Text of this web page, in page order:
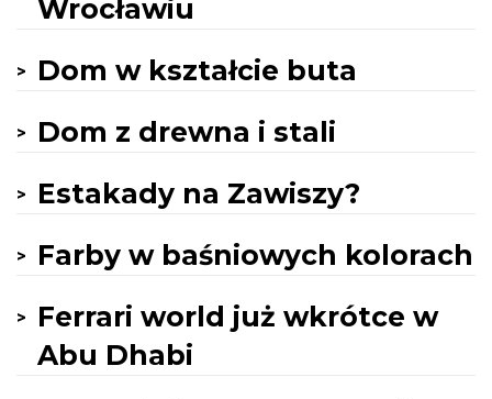
Wrocławiu
Dom w kształcie buta
Dom z drewna i stali
Estakady na Zawiszy?
Farby w baśniowych kolorach
Ferrari world już wkrótce w
Abu Dhabi